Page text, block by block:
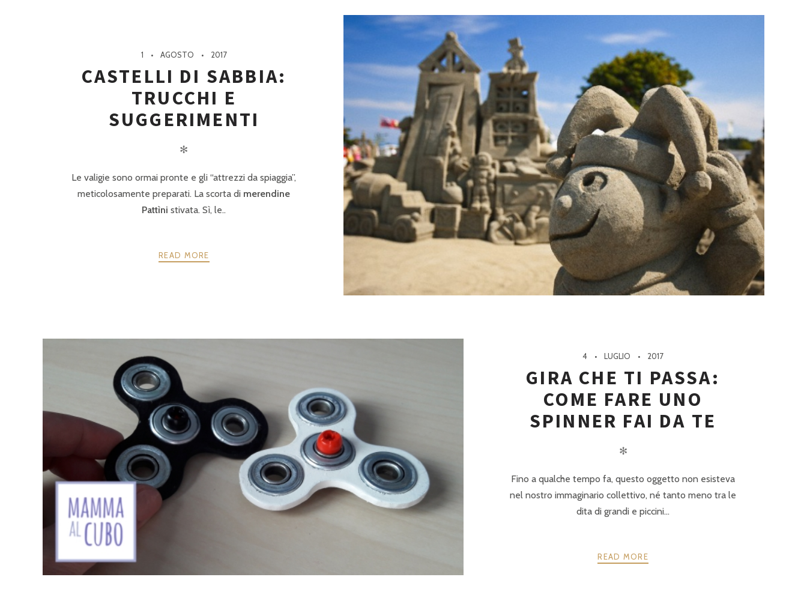
1 AGOSTO 2017
CASTELLI DI SABBIA:
TRUCCHI E
SUGGERIMENTI
✻
Le valigie sono ormai pronte e gli “attrezzi da spiaggia”,
meticolosamente preparati. La scorta di merendine
Pattìni stivata. Sì, le..
READ MORE
4 LUGLIO 2017
GIRA CHE TI PASSA:
COME FARE UNO
SPINNER FAI DA TE
✻
Fino a qualche tempo fa, questo oggetto non esisteva
nel nostro immaginario collettivo, né tanto meno tra le
dita di grandi e piccini...
READ MORE